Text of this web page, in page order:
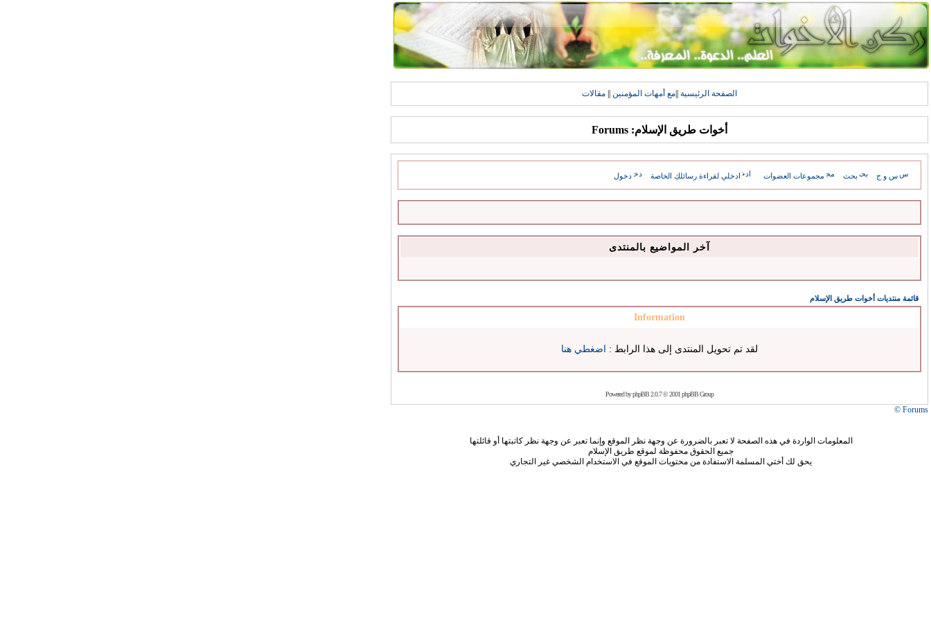
الصفحة الرئيسية مع أمهات المؤمنين مقالات
أخوات طريق الإسلام: Forums
س و ج بحث مجموعات العضوات ادخلي لقراءة رسائلكِ الخاصة دخول
آخر المواضيع بالمنتدى
قائمة منتديات أخوات طريق الإسلام
Information
لقد تم تحويل المنتدى إلى هذا الرابط : اضغطي هنا
Powered byphpBB2.0.7 © 2001 phpBB Group
Forums ©
المعلومات الواردة في هذه الصفحة لا تعبر بالضرورة عن وجهة نظر الموقع وإنما تعبر عن وجهة نظر كاتبتها أو قائلتها
جميع الحقوق محفوظة لموقع طريق الإسلام
يحق لك أختي المسلمة الاستفادة من محتويات الموقع في الاستخدام الشخصي غير التجاري